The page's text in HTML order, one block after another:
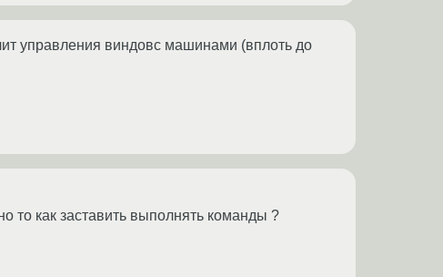
управления виндовс машинами (вплоть до
то как заставить выполнять команды ?